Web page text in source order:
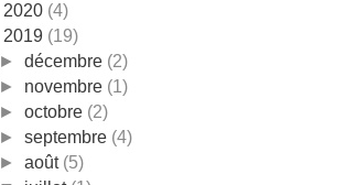
2020 (4)
2019 (19)
►décembre (2)
► novembre (1)
►octobre (2)
►septembre (4)
►août (5)